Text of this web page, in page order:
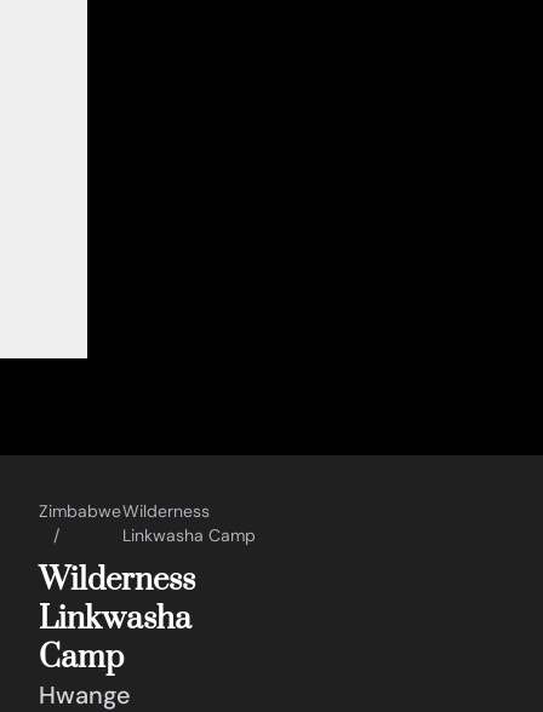
ZimbabweWilderness
Linkwasha Camp
Wilderness
Linkwasha
Camp
Hwange